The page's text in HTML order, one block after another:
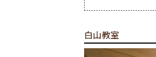
白山教室